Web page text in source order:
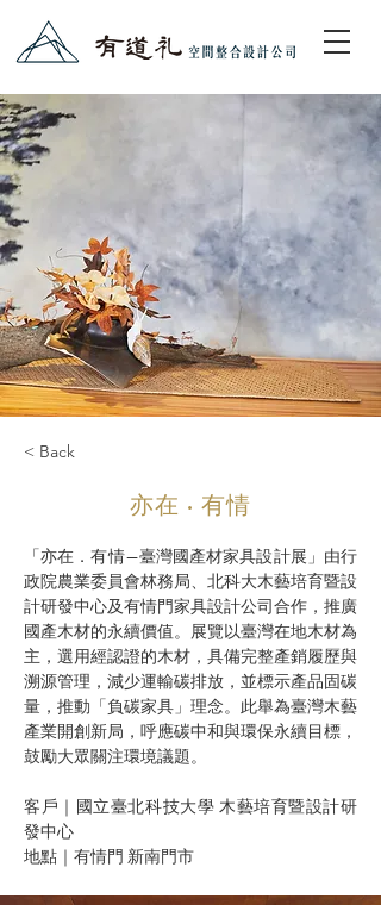
< Back
亦在 • 有情
「亦在．有情—臺灣國產材家具設計展」由行
政院農業委員會林務局、北科大木藝培育暨設
計研發中心及有情門家具設計公司合作，推廣
國產木材的永續價值。展覽以臺灣在地木材為
主，選用經認證的木材，具備完整產銷履歷與
溯源管理，減少運輸碳排放，並標示產品固碳
量，推動「負碳家具」理念。此舉為臺灣木藝
產業開創新局，呼應碳中和與環保永續目標，
鼓勵大眾關注環境議題。
客戶｜國立臺北科技大學 木藝培育暨設計研
發中心
地點｜有情門 新南門市